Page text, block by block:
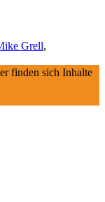
Grell,
finden sich Inhalte